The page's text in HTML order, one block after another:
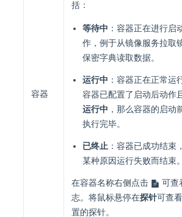
容器
括：
等待中 ：容器正在进行启
作，例于从镜像服务拉取
保密字典读取数据。
运行中 ：容器正在正常运
容器已配置了启动后动作
运行中 ，那么容器的启动
执行完毕。
已终止 ：容器已成功结束
某种原因运行失败而结束。
在容器名称右侧点击
可查
志。将鼠标悬停在探针可查
置的探针。